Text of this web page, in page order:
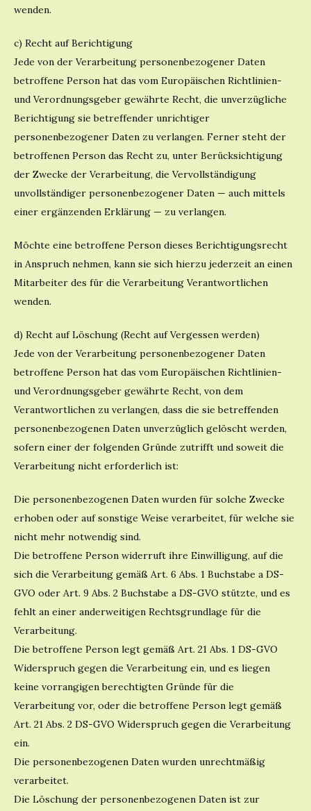
wenden.
c) Recht auf Berichtigung
Jede von der Verarbeitung personenbezogener Daten
betroffene Person hat das vom Europäischen Richtlinien-
und Verordnungsgeber gewährte Recht, die unverzügliche
Berichtigung sie betreffender unrichtiger
personenbezogener Daten zu verlangen. Ferner steht der
betroffenen Person das Recht zu, unter Berücksichtigung
der Zwecke der Verarbeitung, die Vervollständigung
unvollständiger personenbezogener Daten — auch mittels
einer ergänzenden Erklärung — zu verlangen.
Möchte eine betroffene Person dieses Berichtigungsrecht
in Anspruch nehmen, kann sie sich hierzu jederzeit an einen
Mitarbeiter des für die Verarbeitung Verantwortlichen
wenden.
d) Recht auf Löschung (Recht auf Vergessen werden)
Jede von der Verarbeitung personenbezogener Daten
betroffene Person hat das vom Europäischen Richtlinien-
und Verordnungsgeber gewährte Recht, von dem
Verantwortlichen zu verlangen, dass die sie betreffenden
personenbezogenen Daten unverzüglich gelöscht werden,
sofern einer der folgenden Gründe zutrifft und soweit die
Verarbeitung nicht erforderlich ist:
Die personenbezogenen Daten wurden für solche Zwecke
erhoben oder auf sonstige Weise verarbeitet, für welche sie
nicht mehr notwendig sind.
Die betroffene Person widerruft ihre Einwilligung, auf die
sich die Verarbeitung gemäß Art. 6 Abs. 1 Buchstabe a DS-
GVO oder Art. 9 Abs. 2 Buchstabe a DS-GVO stützte, und es
fehlt an einer anderweitigen Rechtsgrundlage für die
Verarbeitung.
Die betroffene Person legt gemäß Art. 21 Abs. 1 DS-GVO
Widerspruch gegen die Verarbeitung ein, und es liegen
keine vorrangigen berechtigten Gründe für die
Verarbeitung vor, oder die betroffene Person legt gemäß
Art. 21 Abs. 2 DS-GVO Widerspruch gegen die Verarbeitung
ein.
Die personenbezogenen Daten wurden unrechtmäßig
verarbeitet.
Die Löschung der personenbezogenen Daten ist zur